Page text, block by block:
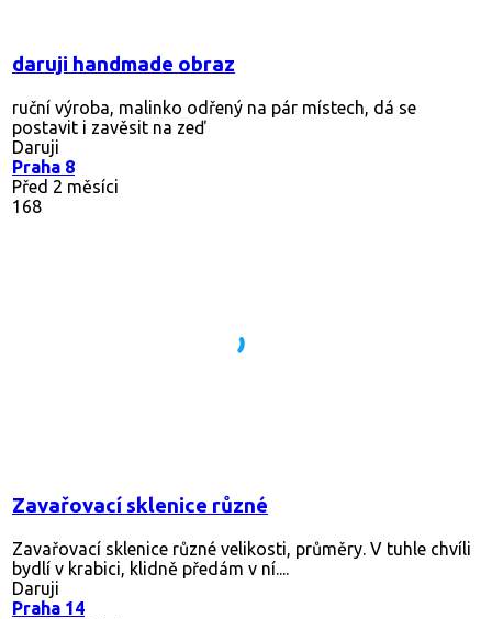
daruji handmade obraz
ruční výroba, malinko odřený na pár místech, dá se
postavit i zavěsit na zeď
Daruji
Praha 8
Před 2 měsíci
168
Zavařovací sklenice různé
Zavařovací sklenice různé velikosti, průměry. V tuhle chvíli
bydlí v krabici, klidně předám v ní....
Daruji
Praha 14